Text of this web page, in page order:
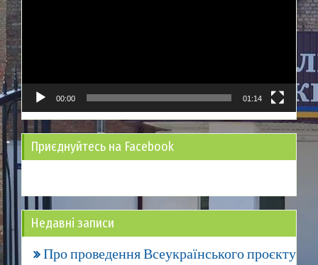
00:00 01:14
Приєднуйтесь на Facebook
Недавні записи
Про проведення Всеукраїнського проєкту